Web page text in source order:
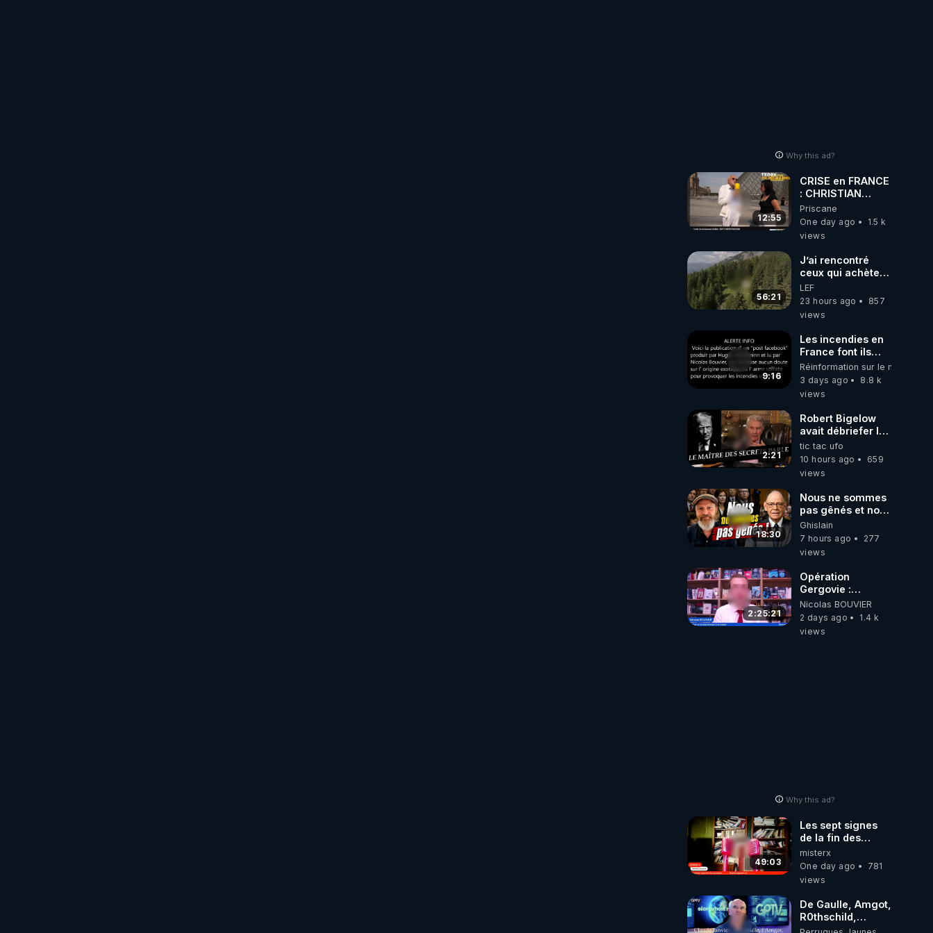
Why this ad?
12:55
CRISE en FRANCE
: CHRISTIAN
COTTEN FAIT une
étrange
découverte
Priscane
One day ago
1.5 k
views
56:21
J’ai rencontré
ceux qui achètent
des bunkers pour
survivre à la fin
du monde
LEF
23 hours ago
857
views
9:16
Les incendies en
France font ils
partie d' un plan
qui aurait débuté
le 11 septembre
Réinformation sur le monde
3 days ago
8.8 k
views
2:21
Robert Bigelow
avait débriefer le
pédophile
génocidaire de
donald j trump
tic tac ufo
10 hours ago
659
views
18:30
Nous ne sommes
pas gênés et nous
n’avons pas
besoin de nous
excuser ! #jw
#collegecentral
Ghislain
7 hours ago
277
views
2:25:21
Opération
Gergovie :
‪@38resistancegauloise‬
‪@MarionSigautOfficiel‬
‪@gladysriifard5710‬
Nicolas BOUVIER
2 days ago
1.4 k
views
Why this ad?
49:03
Les sept signes
de la fin des
temps selon
l’intervenant
misterx
One day ago
781
views
De Gaulle, Amgot,
R0thschild,
Macron &